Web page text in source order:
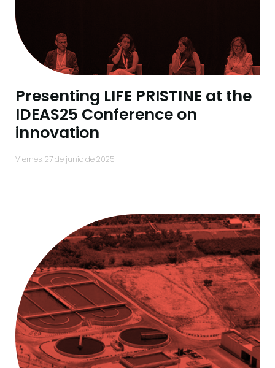
Presenting LIFE PRISTINE at the
IDEAS25 Conference on
innovation
viernes, 27 de junio de 2025